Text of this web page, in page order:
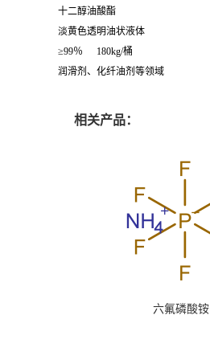
十二醇油酸酯
淡黄色透明油状液体
≥99％
180kg/桶
润滑剂、化纤油剂等领域
相关产品：
六氟磷酸铵